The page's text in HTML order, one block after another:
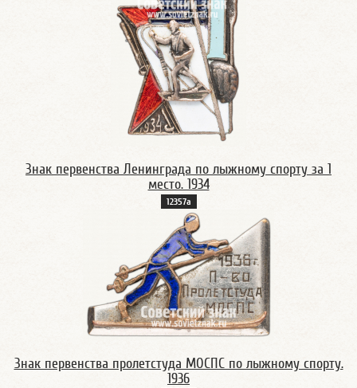
Знак первенства Ленинграда по лыжному спорту за 1
место. 1934
12357а
Знак первенства пролетстуда МОСПС по лыжному спорту.
1936